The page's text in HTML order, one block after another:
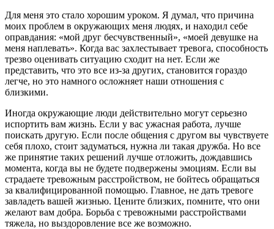
Для меня это стало хорошим уроком. Я думал, что причина
моих проблем в окружающих меня людях, и находил себе
оправдания: «мой друг бесчувственный», «моей девушке на
меня наплевать». Когда вас захлестывает тревога, способность
трезво оценивать ситуацию сходит на нет. Если же
представить, что это все из-за других, становится гораздо
легче, но это намного осложняет наши отношения с
близкими.
Иногда окружающие люди действительно могут серьезно
испортить вам жизнь. Если у вас ужасная работа, лучше
поискать другую. Если после общения с другом вы чувствуете
себя плохо, стоит задуматься, нужна ли такая дружба. Но все
же принятие таких решений лучше отложить, дождавшись
момента, когда вы не будете подвержены эмоциям. Если вы
страдаете тревожным расстройством, не бойтесь обращаться
за квалифицированной помощью. Главное, не дать тревоге
завладеть вашей жизнью. Цените близких, помните, что они
желают вам добра. Борьба с тревожными расстройствами
тяжела, но выздоровление все же возможно.